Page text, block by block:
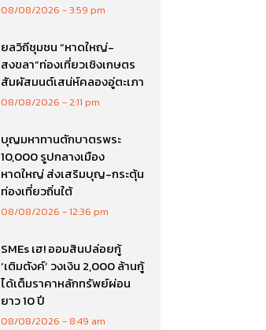
08/08/2026 3:59 pm
ยลวิถีชุมชน “หาดใหญ่-
สงขลา”ท่องเที่ยวเชิงเกษตร
สัมผัสมนต์เสน่ห์คลองอู่ตะเภา
08/08/2026 2:11 pm
บุญมหาทานตักบาตรพระ
10,000 รูปกลางเมือง
หาดใหญ่ ส่งเสริมบุญ-กระตุ้น
ท่องเที่ยวถิ่นใต้
08/08/2026 12:36 pm
SMEs เฮ! ออมสินปล่อยกู้
‘เติมตังค์’ วงเงิน 2,000 ล้านกู้
ได้เต็มราคาหลักทรัพย์ผ่อน
ยาว 10 ปี
08/08/2026 8:49 am